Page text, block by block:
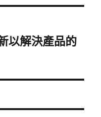
以解決產品的